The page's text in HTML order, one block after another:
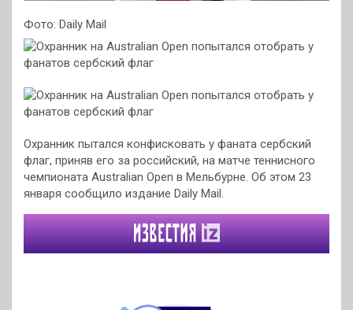
Фото: Daily Mail
Охранник пытался конфисковать у фаната сербский
флаг, приняв его за российский, на матче теннисного
чемпионата Australian Open в Мельбурне. Об этом 23
января сообщило издание Daily Mail.